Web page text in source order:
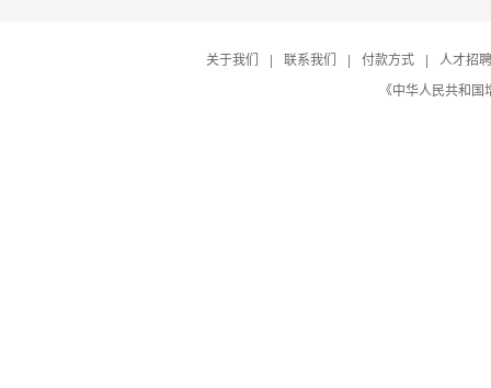
关于我们 | 联系我们 | 付款方式 |
人才招聘
《中华人民共和